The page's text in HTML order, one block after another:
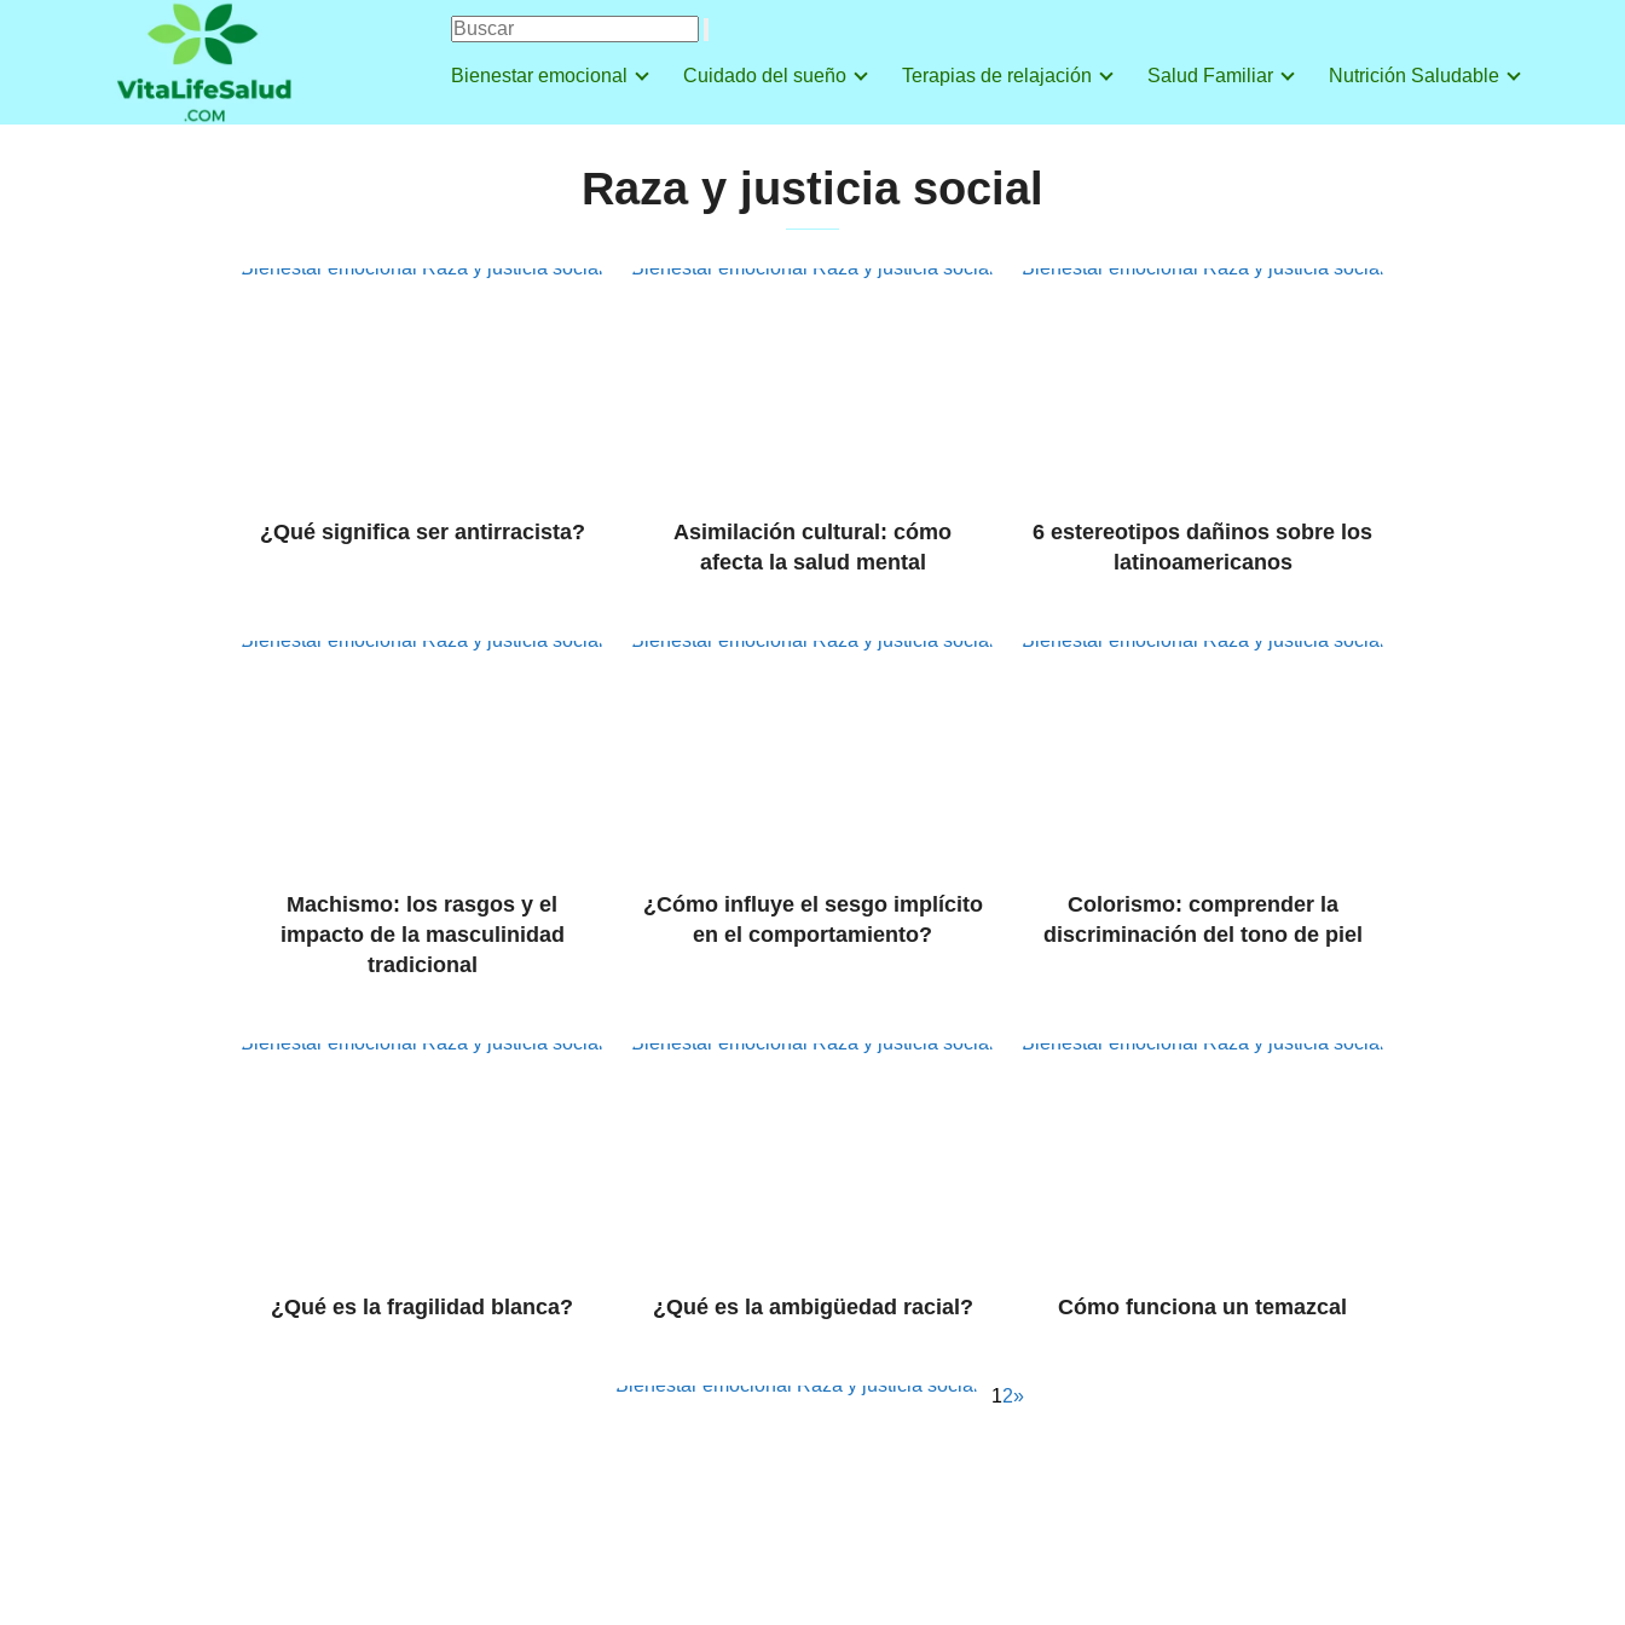
Bienestar emocional Cuidado del sueño Terapias de relajación Salud Familiar Nutrición Saludable
Raza y justicia social
Bienestar emocional Raza y justicia social
¿Qué significa ser antirracista?
Bienestar emocional Raza y justicia social
Asimilación cultural: cómo
afecta la salud mental
Bienestar emocional Raza y justicia social
6 estereotipos dañinos sobre los
latinoamericanos
Bienestar emocional Raza y justicia social
Machismo: los rasgos y el
impacto de la masculinidad
tradicional
Bienestar emocional Raza y justicia social
¿Cómo influye el sesgo implícito
en el comportamiento?
Bienestar emocional Raza y justicia social
Colorismo: comprender la
discriminación del tono de piel
Bienestar emocional Raza y justicia social
¿Qué es la fragilidad blanca?
Bienestar emocional Raza y justicia social
¿Qué es la ambigüedad racial?
Bienestar emocional Raza y justicia social
Cómo funciona un temazcal
Bienestar emocional Raza y justicia social
12»